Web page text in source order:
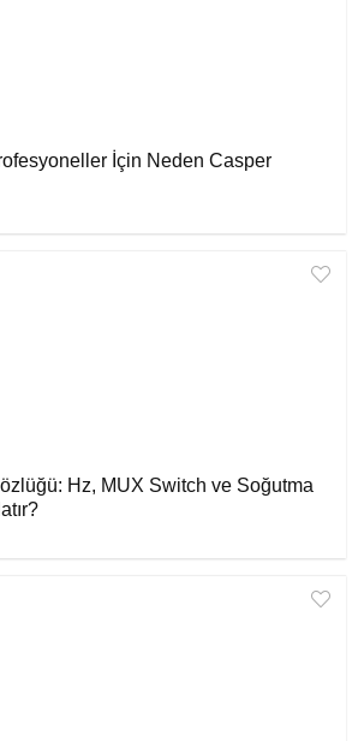
İçin Neden Casper
Hz, MUX Switch ve Soğutma